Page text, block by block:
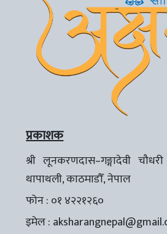
प्रकाशक
श्री लूनकरणदास–गङ्गादेवी
थापाथली, काठमाडौँ, नेपाल
फोन : ०१ ४२२१२६०
इमेल :